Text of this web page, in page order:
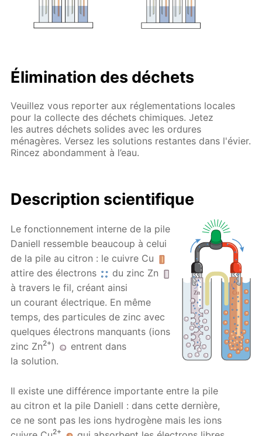
Élimination des déchets
Veuillez vous reporter aux réglementations locales
pour la collecte des déchets chimiques. Jetez
les autres déchets solides avec les ordures
ménagères. Versez les solutions restantes dans l'évier.
Rincez abondamment à l’eau.
Description scientifique
Le fonctionnement interne de la pile
Daniell ressemble beaucoup à celui
de la pile au citron : le cuivre Cu
attire des électrons
du zinc Zn
à travers le fil, créant ainsi
un courant électrique. En même
temps, des particules de zinc avec
quelques électrons manquants (ions
zinc Zn2+)
entrent dans
la solution.
Il existe une différence importante entre la pile
au citron et la pile Daniell : dans cette dernière,
ce ne sont pas les ions hydrogène mais les ions
2+